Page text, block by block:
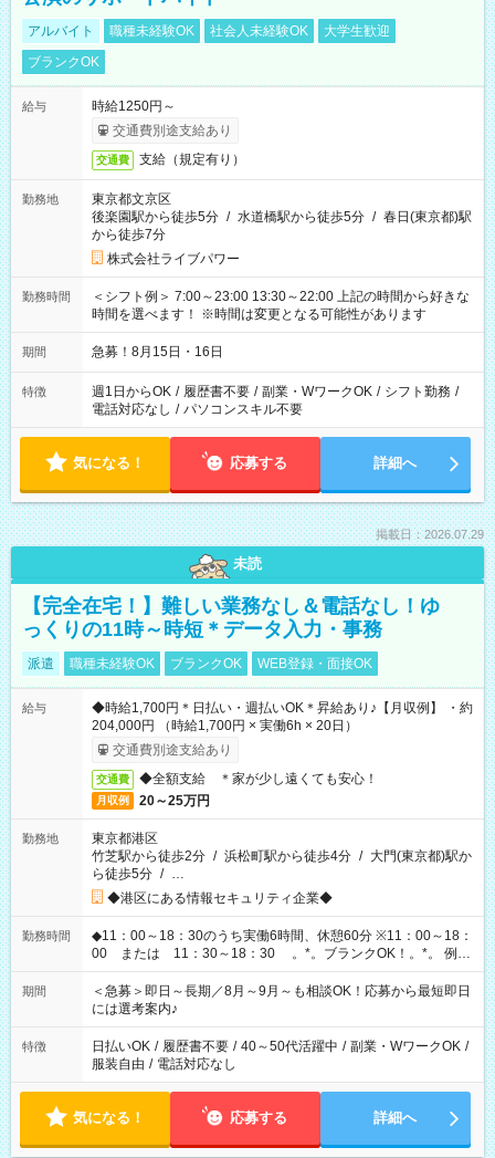
アルバイト 職種未経験OK 社会人未経験OK
大学生歓迎
ブランクOK
給与
時給1250円～
交通費別途支給あり
交通費 支給（規定有り）
勤務地
東京都文京区
後楽園駅から徒歩5分 / 水道橋駅から徒歩5分 / 春日(東京都)駅
から徒歩7分
株式会社ライブパワー
勤務時間
＜シフト例＞ 7:00～23:00 13:30～22:00 上記の時間から好きな
時間を選べます！ ※時間は変更となる可能性があります
期間 急募！8月15日・16日
特徴 週1日からOK / 履歴書不要 / 副業・WワークOK / シフト勤務 /
電話対応なし / パソコンスキル不要
気になる！ 応募する 詳細へ
掲載日：2026.07.29
未読
【完全在宅！】難しい業務なし＆電話なし！ゆ
っくりの11時～時短＊データ入力・事務
派遣 職種未経験OK ブランクOK WEB登録・面接OK
給与
◆時給1,700円＊日払い・週払いOK＊昇給あり♪【月収例】 ・約
204,000円 （時給1,700円 × 実働6h × 20日）
交通費別途支給あり
交通費 ◆全額支給 ＊家が少し遠くても安心！
月収例 20～25万円
勤務地
東京都港区
竹芝駅から徒歩2分 / 浜松町駅から徒歩4分 / 大門(東京都)駅か
ら徒歩5分 / …
◆港区にある情報セキュリティ企業◆
勤務時間
◆11：00～18：30のうち実働6時間、休憩60分 ※11：00～18：
00 または 11：30～18：30 。*。ブランクOK！。*。 例え
ば前職が、 在宅/財団法人/事務/コールセンター/受付/販売/カフェ
スタッフ スイーツ販売/ホテルフロント/化粧品販売/など 様々な
業界から入社して活躍されています♪
期間
＜急募＞即日～長期／8月～9月～も相談OK！応募から最短即日
には選考案内♪
特徴 日払いOK / 履歴書不要 / 40～50代活躍中 / 副業・WワークOK /
服装自由 / 電話対応なし
気になる！ 応募する 詳細へ